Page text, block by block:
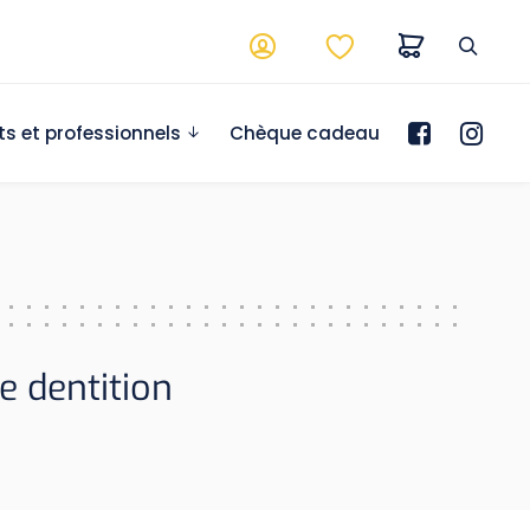
et professionnels Chèque cadeau
dentition